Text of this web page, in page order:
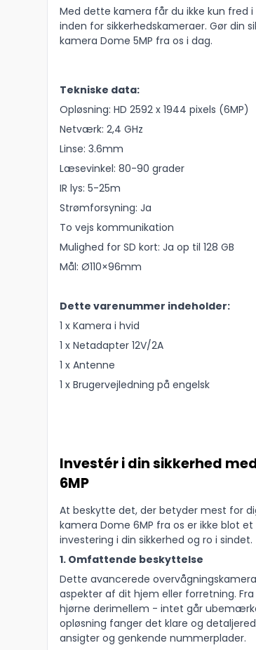
Med dette kamera får du ikke kun fred
inden for sikkerhedskameraer. Gør din
kamera Dome 5MP fra os i dag.
Tekniske data:
Opløsning: HD 2592 x 1944 pixels (6MP)
Netværk: 2,4 GHz
Linse: 3.6mm
Læsevinkel: 80-90 grader
IR lys: 5-25m
Strømforsyning: Ja
To vejs kommunikation
Mulighed for SD kort: Ja op til 128 GB
Mål: Ø110×96mm
Dette varenummer indeholder:
1 x Kamera i hvid
1 x Netadapter 12V/2A
1 x Antenne
1 x Brugervejledning på engelsk
Investér i din sikkerhed
6MP
At beskytte det, der betyder mest for
kamera Dome 6MP fra os er ikke blot
investering i din sikkerhed og ro i sindet.
1. Omfattende beskyttelse
Dette avancerede
aspekter af dit hjem eller forretning.
hjørne derimellem - intet går
opløsning fanger det klare og
ansigter og genkende nummerplader.